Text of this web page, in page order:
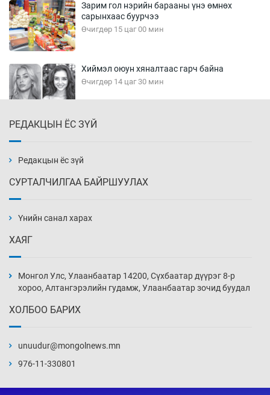
Зарим гол нэрийн барааны үнэ өмнөх
сарынхаас буурчээ
Өчигдөр 15 цаг 00 мин
Хиймэл оюун хяналтаас гарч байна
Өчигдөр 14 цаг 30 мин
Өчигдөр 14 цаг 00 мин
нэмэгджээ
Өчигдөр 13 цаг 30 мин
Өчигдөр 13 цаг 00 мин
РЕДАКЦЫН ЁС ЗҮЙ
Редакцын ёс зүй
СУРТАЛЧИЛГАА БАЙРШУУЛАХ
Үнийн санал харах
ХАЯГ
Монгол Улс, Улаанбаатар 14200, Сүхбаатар дүүрэг 8-р
хороо, Алтангэрэлийн гудамж, Улаанбаатар зочид буудал
ХОЛБОО БАРИХ
unuudur@mongolnews.mn
976-11-330801